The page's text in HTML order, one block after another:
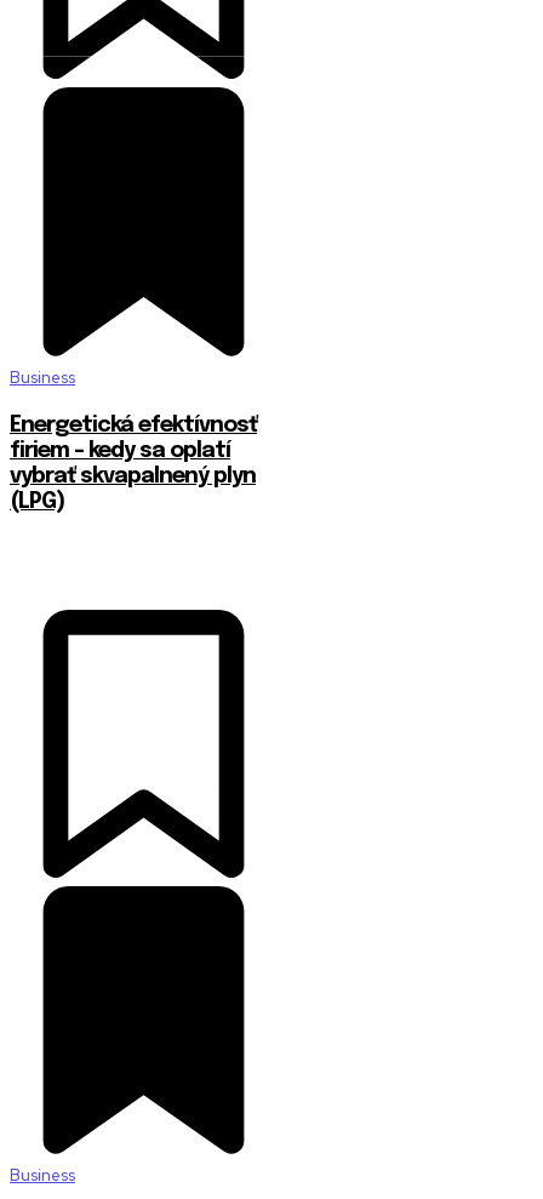
Business
Energetická efektívnosť
firiem – kedy sa oplatí
vybrať skvapalnený plyn
(LPG)
Business